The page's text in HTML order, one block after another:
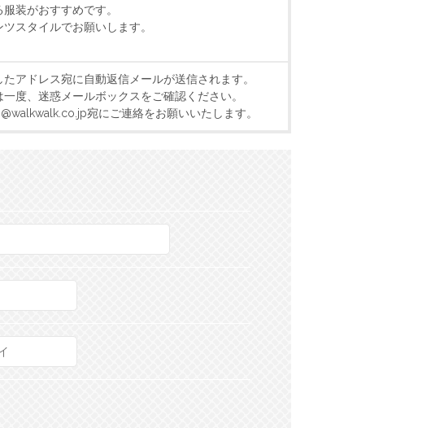
装がおすすめです。
スタイルでお願いします。
アドレス宛に自動返信メールが送信されます。
度、迷惑メールボックスをご確認ください。
宛にご連絡をお願いいたします。